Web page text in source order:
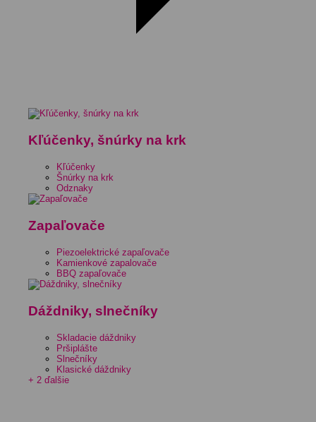
Kľúčenky, šnúrky na krk
Kľúčenky
Šnúrky na krk
Odznaky
Zapaľovače
Piezoelektrické zapaľovače
Kamienkové zapalovače
BBQ zapaľovače
Dáždniky, slnečníky
Skladacie dáždniky
Pršiplášte
Slnečníky
Klasické dáždniky
+ 2 ďalšie